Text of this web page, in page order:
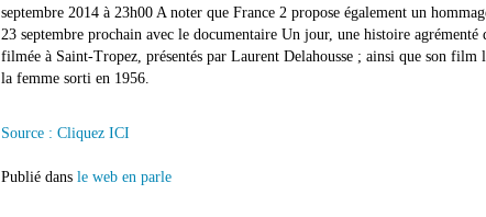
septembre 2014 à 23h00 A noter que France 2 propose également un
23 septembre prochain avec le documentaire Un jour, une histoire
filmée à Saint-Tropez, présentés par Laurent Delahousse ; ainsi que son film
la femme sorti en 1956.
Source : Cliquez ICI
Publié dans le web en parle